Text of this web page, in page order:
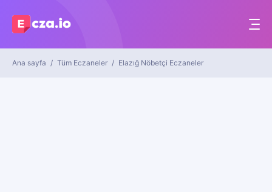
Ana sayfa Tüm Eczaneler Elazığ Nöbetçi Eczaneler